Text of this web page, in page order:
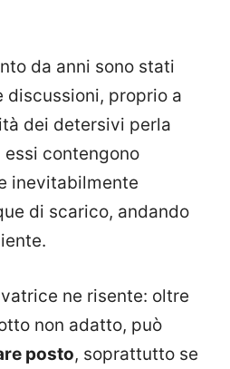
da anni sono stati
proprio a
dei detersivi perla
contengono
inevitabilmente
di scarico, andando
ne risente: oltre
non adatto, può
posto, soprattutto se